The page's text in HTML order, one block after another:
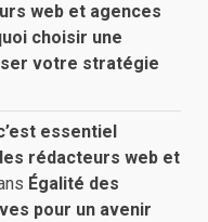
web et agences
choisir une
votre stratégie
essentiel
rédacteurs web et
Égalité des
pour un avenir